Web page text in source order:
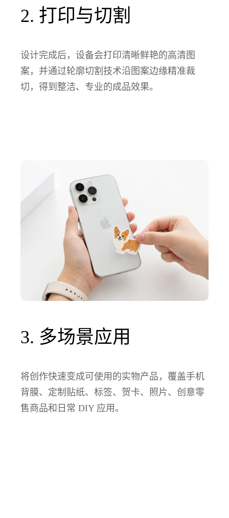
2. 打印与切割
设计完成后，设备会打印清晰鲜艳的高清图
案，并通过轮廓切割技术沿图案边缘精准裁
切，得到整洁、专业的成品效果。
3. 多场景应用
将创作快速变成可使用的实物产品，覆盖手机
背膜、定制贴纸、标签、贺卡、照片、创意零
售商品和日常 DIY 应用。